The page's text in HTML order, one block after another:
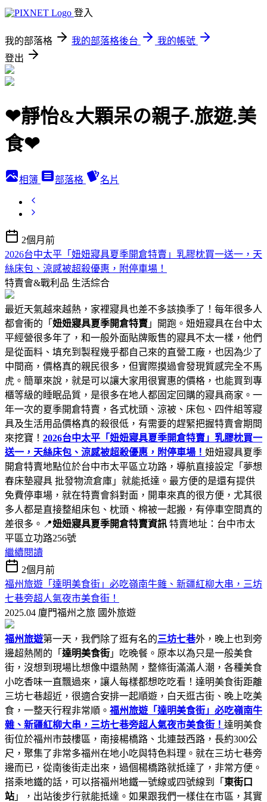
登入
我的部落格 我的部落格後台
我的帳號
登出
❤靜怡&大顆呆の親子.旅遊.美
食❤
相簿 部落格 名片
2個月前
2026台中太平「妞妞寢具夏季開倉特賣」乳膠枕買一送一，天
絲床包、涼感被超殺優惠，附停車場！
特賣會&戰利品 生活綜合
最近天氣越來越熱，家裡寢具也差不多該換季了！每年很多人
都會衝的「 妞妞寢具夏季開倉特賣 」開跑。妞妞寢具在台中太
平經營很多年了，和一般外面貼牌販售的寢具不太一樣，他們
是從面料、填充到製程幾乎都自己來的直營工廠，也因為少了
中間商，價格真的親民很多，但實際摸過會發現質感完全不馬
虎。簡單來說，就是可以讓大家用很實惠的價格，也能買到專
櫃等級的睡眠品質，是很多在地人都固定回購的寢具商家。一
年一次的夏季開倉特賣，各式枕頭、涼被、床包、四件組等寢
具及生活用品價格真的殺很低，有需要的趕緊把握特賣會期間
來挖寶！ 2026台中太平「妞妞寢具夏季開倉特賣」乳膠枕買一
送一，天絲床包、涼感被超殺優惠，附停車場！ 妞妞寢具夏季
開倉特賣地點位於台中市太平區立功路，導航直接設定「夢想
春床墊寢具 批發物流倉庫」就能抵達。最方便的是還有提供
免費停車場，就在特賣會斜對面，開車來真的很方便，尤其很
多人都是直接整組床包、枕頭、棉被一起搬，有停車空間真的
差很多。📍妞妞寢具夏季開倉特賣資訊 特賣地址：台中市太
平區立功路256號
繼續閱讀
2個月前
福州旅遊「達明美食街」必吃嶺南牛雜、新疆紅柳大串，三坊
七巷旁超人氣夜市美食街！
2025.04 廈門福州之旅 國外旅遊
福州旅遊第一天，我們除了逛有名的三坊七巷外，晚上也到旁
邊超熱鬧的「 達明美食街 」吃晚餐。原本以為只是一般美食
街，沒想到現場比想像中還熱鬧，整條街滿滿人潮，各種美食
小吃香味一直飄過來，讓人每樣都想吃吃看！達明美食街距離
三坊七巷超近，很適合安排一起順遊，白天逛古街、晚上吃美
食，一整天行程非常順。 福州旅遊「達明美食街」必吃嶺南牛
雜、新疆紅柳大串，三坊七巷旁超人氣夜市美食街！ 達明美食
街位於福州市鼓樓區，南接楊橋路、北連鼓西路，長約300公
尺，聚集了非常多福州在地小吃與特色料理。就在三坊七巷旁
邊而已，從南後街走出來，過個楊橋路就抵達了，非常方便。
搭乘地鐵的話，可以搭福州地鐵一號線或四號線到「 東街口
站 」，出站後步行就能抵達。如果跟我們一樣住在市區，其實